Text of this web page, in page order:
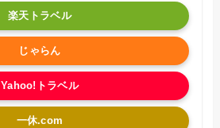
楽天トラベル
じゃらん
Yahoo!トラベル
一休.com